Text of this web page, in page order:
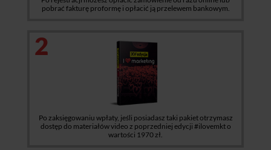
pobrać fakturę proformę i opłacić ją przelewem bankowym.
2
Po zaksięgowaniu wpłaty, jeśli posiadasz taki pakiet otrzymasz
dostęp do materiałów video z poprzedniej edycji #ilovemkt o
wartości 1970 zł.